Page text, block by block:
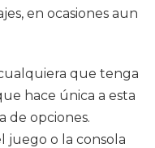
en ocasiones aun
que tenga
hace única a esta
de opciones.
juego o la consola